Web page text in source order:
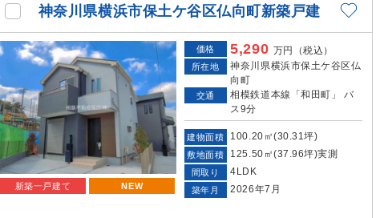
神奈川県横浜市保土ケ谷区仏向町新築戸建
新築一戸建て NEW
価格 5,290 万円（税込）
所在地
神奈川県横浜市保土ケ谷区仏
向町
交通
相模鉄道本線「和田町」 バ
ス9分
建物面積 100.20㎡(30.31坪)
敷地面積 125.50㎡(37.96坪)実測
間取り 4LDK
築年月 2026年7月